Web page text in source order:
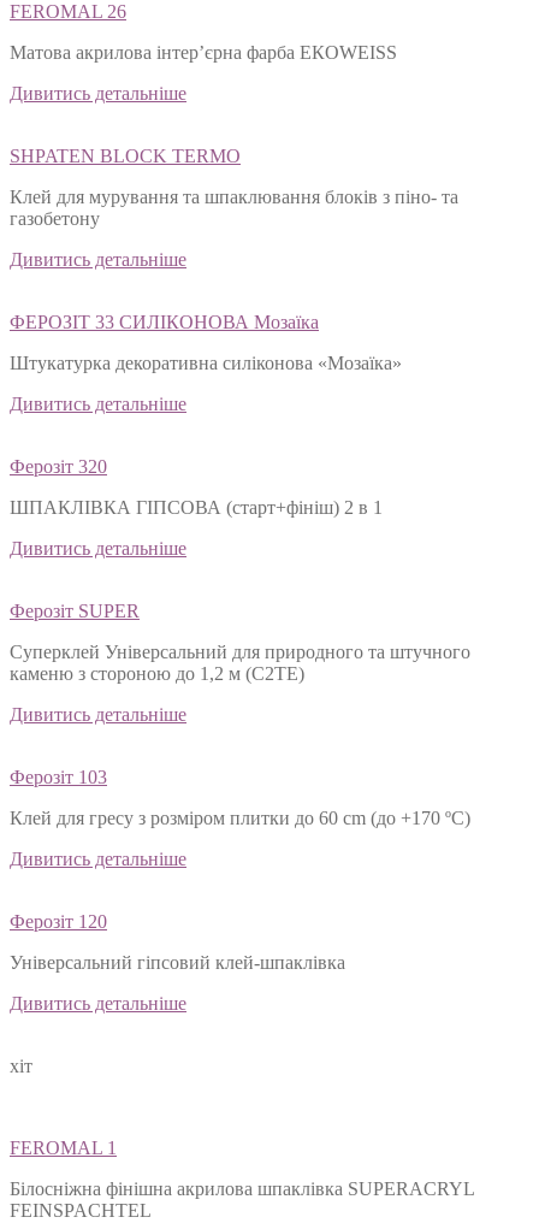
FEROMAL 26
Матова акрилова інтер’єрна фарба ЕКОWEISS
Дивитись детальніше
SHPATEN BLOСK TERMO
Клей для мурування та шпаклювання блоків з піно- та
газобетону
Дивитись детальніше
ФЕРОЗІТ 33 СИЛІКОНОВА Мозаїка
Штукатурка декоративна силіконова «Мозаїка»
Дивитись детальніше
Ферозіт 320
ШПАКЛІВКА ГІПСОВА (старт+фініш) 2 в 1
Дивитись детальніше
Ферозіт SUPER
Суперклей Універсальний для природного та штучного
каменю з стороною до 1,2 м (C2TЕ)
Дивитись детальніше
Ферозіт 103
Клей для гресу з розміром плитки до 60 cm (до +170 ºС)
Дивитись детальніше
Ферозіт 120
Універсальний гіпсовий клей-шпаклівка
Дивитись детальніше
хіт
FEROMAL 1
Білосніжна фінішна акрилова шпаклівка SUPERACRYL
FEINSPACHTEL